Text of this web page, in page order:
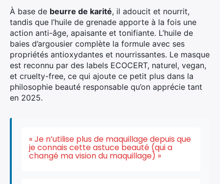
À base de beurre de karité, il adoucit et nourrit,
tandis que l’huile de grenade apporte à la fois une
action anti-âge, apaisante et tonifiante. L’huile de
baies d’argousier complète la formule avec ses
propriétés antioxydantes et nourrissantes. Le masque
est reconnu par des labels ECOCERT, naturel, vegan,
et cruelty-free, ce qui ajoute ce petit plus dans la
philosophie beauté responsable qu’on apprécie tant
en 2025.
« Je n’utilise plus de maquillage depuis que
je connais cette astuce beauté (qui a
changé ma vision du maquillage) »